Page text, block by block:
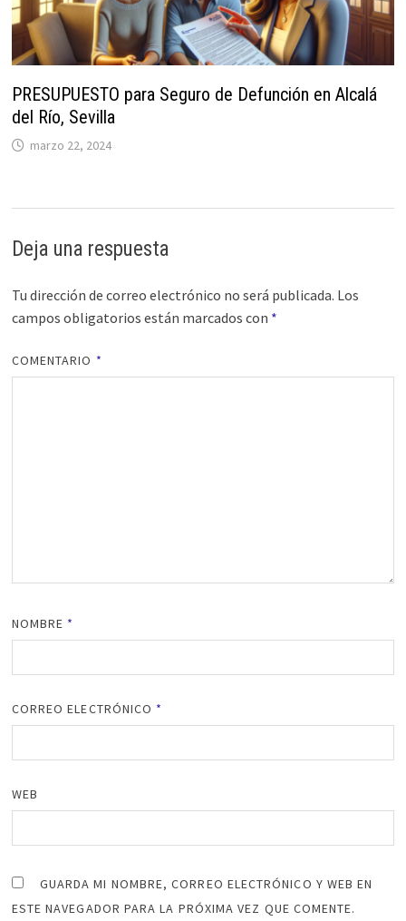
PRESUPUESTO para Seguro de Defunción en Alcalá
del Río, Sevilla
marzo 22, 2024
Deja una respuesta
Tu dirección de correo electrónico no será publicada. Los
campos obligatorios están marcados con *
COMENTARIO *
NOMBRE *
CORREO ELECTRÓNICO *
WEB
GUARDA MI NOMBRE, CORREO ELECTRÓNICO Y WEB EN
ESTE NAVEGADOR PARA LA PRÓXIMA VEZ QUE COMENTE.